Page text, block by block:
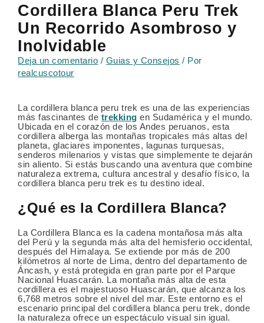
Cordillera Blanca Peru Trek
Un Recorrido Asombroso y
Inolvidable
Deja un comentario / Guias y Consejos / Por
realcuscotour
La cordillera blanca peru trek es una de las experiencias
más fascinantes de trekking en Sudamérica y el mundo.
Ubicada en el corazón de los Andes peruanos, esta
cordillera alberga las montañas tropicales más altas del
planeta, glaciares imponentes, lagunas turquesas,
senderos milenarios y vistas que simplemente te dejarán
sin aliento. Si estás buscando una aventura que combine
naturaleza extrema, cultura ancestral y desafío físico, la
cordillera blanca peru trek es tu destino ideal.
¿Qué es la Cordillera Blanca?
La Cordillera Blanca es la cadena montañosa más alta
del Perú y la segunda más alta del hemisferio occidental,
después del Himalaya. Se extiende por más de 200
kilómetros al norte de Lima, dentro del departamento de
Áncash, y está protegida en gran parte por el Parque
Nacional Huascarán. La montaña más alta de esta
cordillera es el majestuoso Huascarán, que alcanza los
6,768 metros sobre el nivel del mar. Este entorno es el
escenario principal del cordillera blanca peru trek, donde
la naturaleza ofrece un espectáculo visual sin igual.